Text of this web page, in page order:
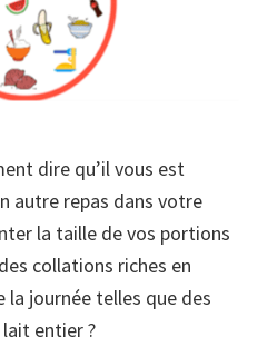
dire qu’il vous est
autre repas dans votre
la taille de vos portions
collations riches en
journée telles que des
entier ?